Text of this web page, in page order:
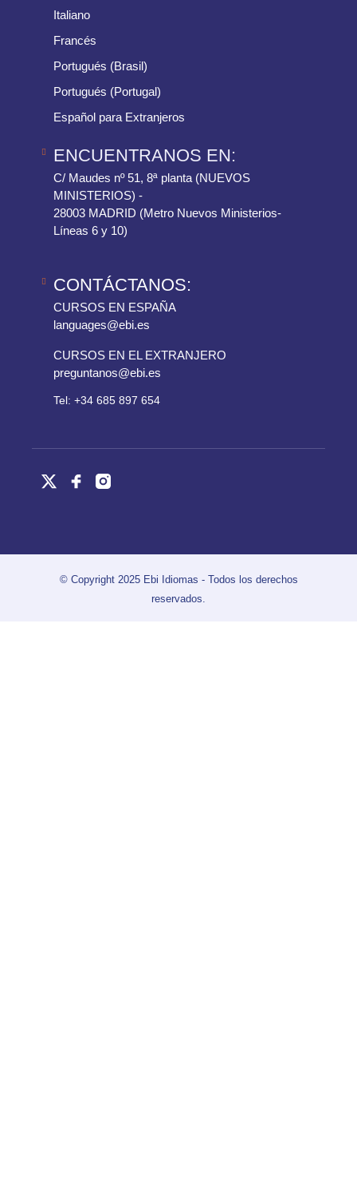
Italiano
Francés
Portugués (Brasil)
Portugués (Portugal)
Español para Extranjeros
ENCUENTRANOS EN:
C/ Maudes nº 51, 8ª planta (NUEVOS
MINISTERIOS) -
28003 MADRID (Metro Nuevos Ministerios-
Líneas 6 y 10)
CONTÁCTANOS:
CURSOS EN ESPAÑA
languages@ebi.es
CURSOS EN EL EXTRANJERO
preguntanos@ebi.es
Tel: +34 685 897 654
© Copyright 2025 Ebi Idiomas - Todos los derechos
reservados.